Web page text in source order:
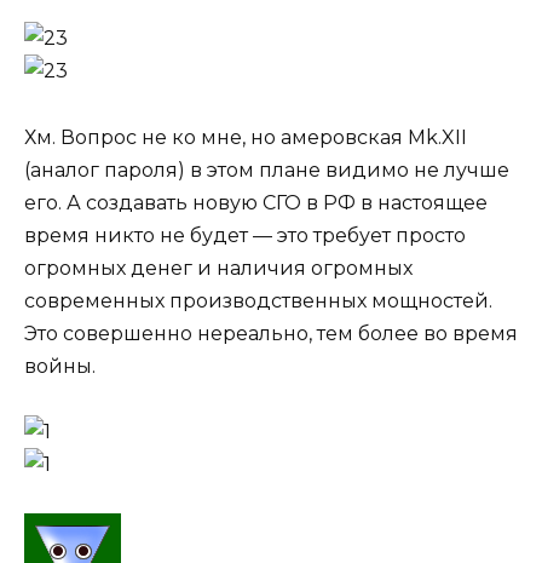
Хм. Вопрос не ко мне, но амеровская Mk.XII
(аналог пароля) в этом плане видимо не лучше
его. А создавать новую СГО в РФ в настоящее
время никто не будет — это требует просто
огромных денег и наличия огромных
современных производственных мощностей.
Это совершенно нереально, тем более во время
войны.